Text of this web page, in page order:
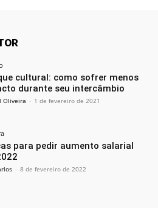
cultural: como sofrer menos
durante seu intercâmbio
Oliveira - 1 de fevereiro de 2021
para pedir aumento salarial
- 8 de fevereiro de 2022